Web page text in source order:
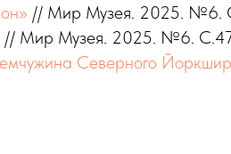
// Мир Музея. 2025. №6.
// Мир Музея. 2025. №6.
Северного